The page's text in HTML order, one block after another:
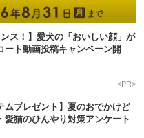
ンス！】愛犬の「おいしい顔」が
ート動画投稿キャンペーン開
<PR>
ムプレゼント】夏のおでかけど
愛猫のひんやり対策アンケート